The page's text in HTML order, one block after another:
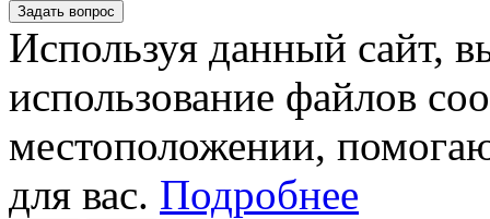
Задать вопрос
Используя данный сайт,
использование файлов
местоположении,
для вас. Подробнее